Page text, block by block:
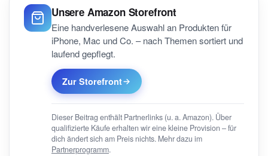
Unsere Amazon Storefront
Eine handverlesene Auswahl an Produkten für
iPhone, Mac und Co. – nach Themen sortiert und
laufend gepflegt.
Zur Storefront
Dieser Beitrag enthält Partnerlinks (u. a. Amazon). Über
qualifizierte Käufe erhalten wir eine kleine Provision – für
dich ändert sich am Preis nichts. Mehr dazu im
Partnerprogramm.